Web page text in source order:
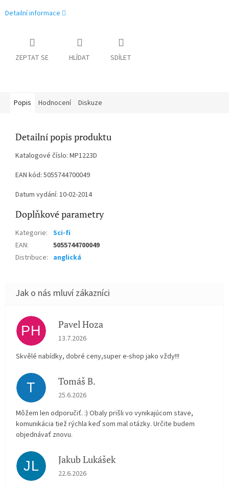
Detailní informace
ZEPTAT SE HLÍDAT SDÍLET
Popis Hodnocení Diskuze
Detailní popis produktu
Katalogové číslo: MP1223D
EAN kód: 5055744700049
Datum vydání: 10-02-2014
Doplňkové parametry
Kategorie: Sci-fi
EAN:
5055744700049
Distribuce: anglická
PH Pavel Hoza
Hodnocení obchodu je 5 z 5 hvězdiček.
13.7.2026
Skvělé nabídky, dobré ceny,super e-shop jako vždy!!!
T Tomáš B.
Hodnocení obchodu je 5 z 5 hvězdiček.
25.6.2026
Môžem len odporučiť. :) Obaly prišli vo vynikajúcom stave,
komunikácia tiež rýchla keď som mal otázky. Určite budem
objednávať znovu.
JL Jakub Lukášek
Hodnocení obchodu je 5 z 5 hvězdiček.
22.6.2026